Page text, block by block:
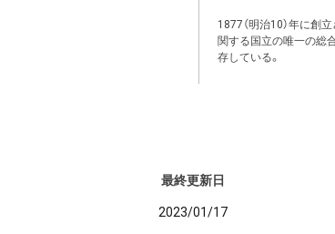
1877（明治10）年に創
関する国立の唯一の総
存している。
最終更新日
2023/01/17